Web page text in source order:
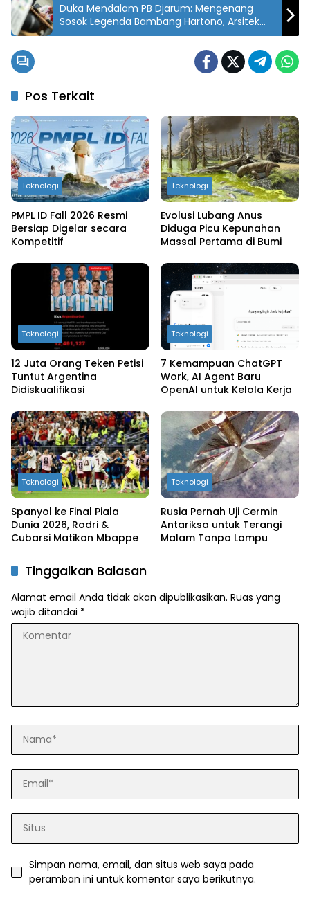
Duka Mendalam PB Djarum: Mengenang
Sosok Legenda Bambang Hartono, Arsitek
Juara Bulutangkis Indonesia
Pos Terkait
Teknologi
PMPL ID Fall 2026 Resmi
Bersiap Digelar secara
Kompetitif
Teknologi
Evolusi Lubang Anus
Diduga Picu Kepunahan
Massal Pertama di Bumi
Teknologi
12 Juta Orang Teken Petisi
Tuntut Argentina
Didiskualifikasi
Teknologi
7 Kemampuan ChatGPT
Work, AI Agent Baru
OpenAI untuk Kelola Kerja
Teknologi
Spanyol ke Final Piala
Dunia 2026, Rodri &
Cubarsi Matikan Mbappe
Teknologi
Rusia Pernah Uji Cermin
Antariksa untuk Terangi
Malam Tanpa Lampu
Tinggalkan Balasan
Alamat email Anda tidak akan dipublikasikan. Ruas yang
wajib ditandai *
Simpan nama, email, dan situs web saya pada
peramban ini untuk komentar saya berikutnya.